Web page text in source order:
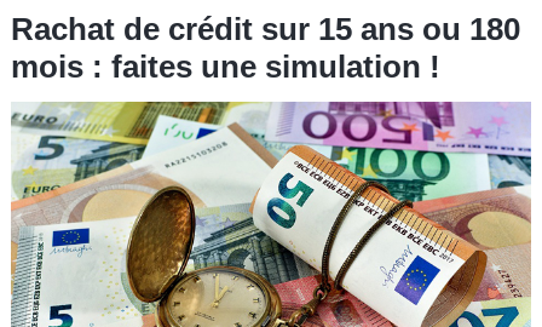
Rachat de crédit sur 15 ans ou 180
mois : faites une simulation !